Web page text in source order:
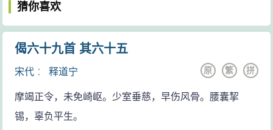
猜你喜欢
偈六十九首 其六十五
宋代 ：释道宁 拼
繁
原
摩竭正令，未免崎岖。少室垂慈，早伤风骨。腰囊挈
锡，辜负平生。